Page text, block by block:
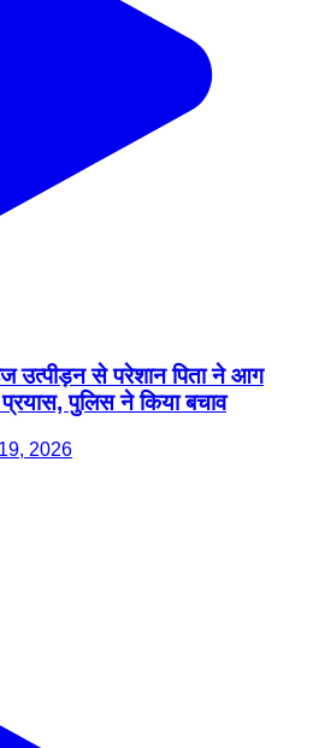
उत्पीड़न से परेशान पिता ने आग
पुलिस ने किया बचाव
2026